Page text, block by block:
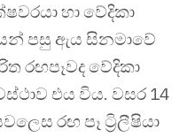
හා වේදිකා
පසු ඇය සිනමාවේ
රඟපෑවද වේදිකා
එය විය. වසර 14
රඟ පෑ ට්‍රිලීෂියා